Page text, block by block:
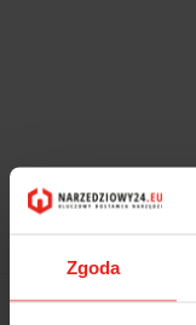
Zgoda
Symbol:419/
38.53